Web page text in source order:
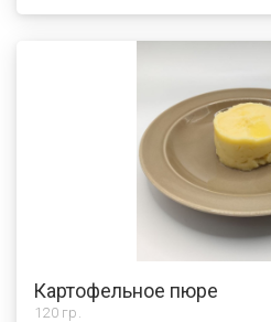
Картофельное пюре
120 гр.